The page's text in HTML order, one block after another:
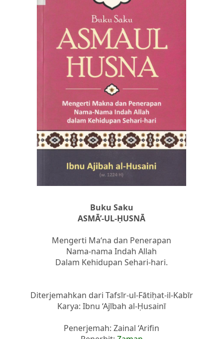
Buku Saku
ASMĀ’-UL-ḤUSNĀ
Mengerti Ma‘na dan Penerapan
Nama-nama Indah Allah
Dalam Kehidupan Sehari-hari.
Diterjemahkan dari Tafsīr-ul-Fātiḥat-il-Kabīr
Karya: Ibnu ‘Ajībah al-Ḥusainī
Penerjemah: Zainal ‘Arifin